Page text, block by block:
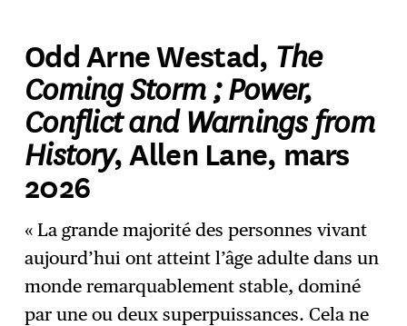
Odd Arne Westad, The
Coming Storm ; Power,
Conflict and Warnings from
History, Allen Lane, mars
2026
« La grande majorité des personnes vivant
aujourd’hui ont atteint l’âge adulte dans un
monde remarquablement stable, dominé
par une ou deux superpuissances. Cela ne